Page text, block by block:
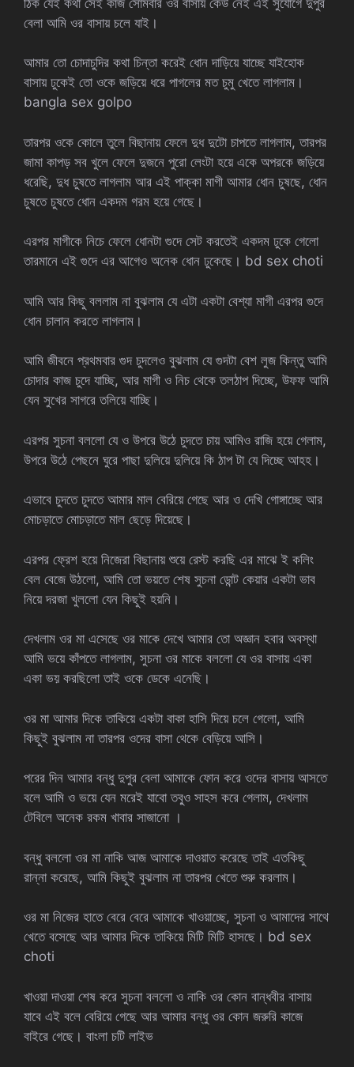
বেলা আমি ওর বাসায় চলে যাই।
আমার তো চোদাচুদির কথা চিন্তা করেই ধোন দাড়িয়ে যাচ্ছে যাইহোক
বাসায় ঢুকেই তো ওকে জড়িয়ে ধরে পাগলের মত চুমু খেতে লাগলাম।
bangla sex golpo
তারপর ওকে কোলে তুলে বিছানায় ফেলে দুধ দুটো চাপতে লাগলাম, তারপর
জামা কাপড় সব খুলে ফেলে দুজনে পুরো লেংটা হয়ে একে অপরকে জড়িয়ে
ধরেছি, দুধ চুষতে লাগলাম আর এই পাক্কা মাগী আমার ধোন চুষছে, ধোন
চুষতে চুষতে ধোন একদম গরম হয়ে গেছে।
এরপর মাগীকে নিচে ফেলে ধোনটা গুদে সেট করতেই একদম ঢুকে গেলো
তারমানে এই গুদে এর আগেও অনেক ধোন ঢুকেছে। bd sex choti
আমি আর কিছু বললাম না বুঝলাম যে এটা একটা বেশ্যা মাগী এরপর গুদে
ধোন চালান করতে লাগলাম।
আমি জীবনে প্রথমবার গুদ চুদলেও বুঝলাম যে গুদটা বেশ লুজ কিন্তু আমি
চোদার কাজ চুদে যাচ্ছি, আর মাগী ও নিচ থেকে তলঠাপ দিচ্ছে, উফফ আমি
যেন সুখের সাগরে তলিয়ে যাচ্ছি।
এরপর সুচনা বললো যে ও উপরে উঠে চুদতে চায় আমিও রাজি হয়ে গেলাম,
উপরে উঠে পেছনে ঘুরে পাছা দুলিয়ে দুলিয়ে কি ঠাপ টা যে দিচ্ছে আহহ।
এভাবে চুদতে চুদতে আমার মাল বেরিয়ে গেছে আর ও দেখি গোঙ্গাচ্ছে আর
মোচড়াতে মোচড়াতে মাল ছেড়ে দিয়েছে।
এরপর ফ্রেশ হয়ে নিজেরা বিছানায় শুয়ে রেস্ট করছি এর মাঝে ই কলিং
বেল বেজে উঠলো, আমি তো ভয়তে শেষ সুচনা ডোন্ট কেয়ার একটা ভাব
নিয়ে দরজা খুললো যেন কিছুই হয়নি।
দেখলাম ওর মা এসেছে ওর মাকে দেখে আমার তো অজ্ঞান হবার অবস্থা
আমি ভয়ে কাঁপতে লাগলাম, সুচনা ওর মাকে বললো যে ওর বাসায় একা
একা ভয় করছিলো তাই ওকে ডেকে এনেছি।
ওর মা আমার দিকে তাকিয়ে একটা বাকা হাসি দিয়ে চলে গেলো, আমি
কিছুই বুঝলাম না তারপর ওদের বাসা থেকে বেড়িয়ে আসি।
পরের দিন আমার বন্ধু দুপুর বেলা আমাকে ফোন করে ওদের বাসায় আসতে
বলে আমি ও ভয়ে যেন মরেই যাবো তবু্ও সাহস করে গেলাম, দেখলাম
টেবিলে অনেক রকম খাবার সাজানো ।
বন্ধু বললো ওর মা নাকি আজ আমাকে দাওয়াত করেছে তাই এতকিছু
রান্না করেছে, আমি কিছুই বুঝলাম না তারপর খেতে শুরু করলাম।
ওর মা নিজের হাতে বেরে বেরে আমাকে খাওয়াচ্ছে, সুচনা ও আমাদের সাথে
খেতে বসেছে আর আমার দিকে তাকিয়ে মিটি মিটি হাসছে। bd sex
choti
খাওয়া দাওয়া শেষ করে সুচনা বললো ও নাকি ওর কোন বান্ধবীর বাসায়
যাবে এই বলে বেরিয়ে গেছে আর আমার বন্ধু ওর কোন জরুরি কাজে
বাইরে গেছে। বাংলা চটি লাইভ